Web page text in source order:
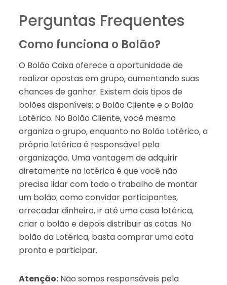
Perguntas Frequentes
Como funciona o Bolão?
O Bolão Caixa oferece a oportunidade de
realizar apostas em grupo, aumentando suas
chances de ganhar. Existem dois tipos de
bolões disponíveis: o Bolão Cliente e o Bolão
Lotérico. No Bolão Cliente, você mesmo
organiza o grupo, enquanto no Bolão Lotérico, a
própria lotérica é responsável pela
organização. Uma vantagem de adquirir
diretamente na lotérica é que você não
precisa lidar com todo o trabalho de montar
um bolão, como convidar participantes,
arrecadar dinheiro, ir até uma casa lotérica,
criar o bolão e depois distribuir as cotas. No
bolão da Lotérica, basta comprar uma cota
pronta e participar.
Atenção:Não somos responsáveis pela